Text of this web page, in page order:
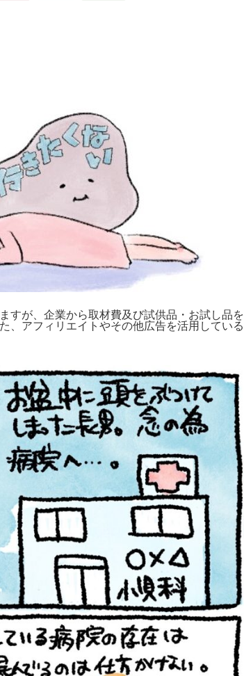
すが、企業から取材費及び試供品・お試し品を
、アフィリエイトやその他広告を活用している